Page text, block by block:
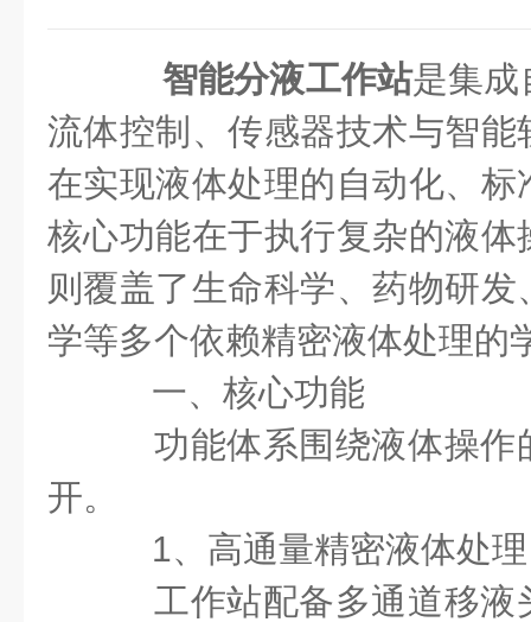
智能分液工作站是集成
流体控制、传感器技术与智
在实现液体处理的自动化、
核心功能在于执行复杂的液
则覆盖了生命科学、药物研
学等多个依赖精密液体处理的
一、核心功能
功能体系围绕液体操作
开。
1、高通量精密液体处理
工作站配备多通道移液